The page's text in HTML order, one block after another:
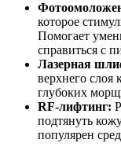
которое
Помогает
справиться с
Лазерная
верхнего
глубоких
RF-лифтинг:
подтянуть
популярен